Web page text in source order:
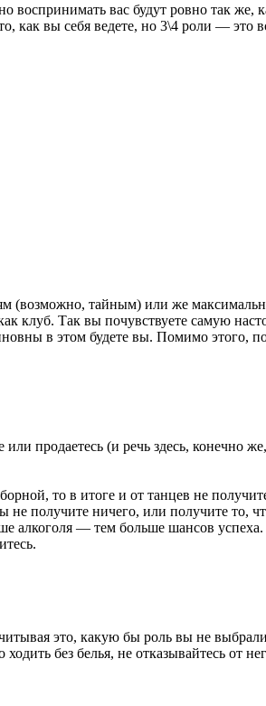
вас будут ровно так
как вы себя ведете, но 3\4 роли —
(возможно, тайным) или же
клуб. Так вы почувствуете самую
в этом будете вы. Помимо этого,
продаетесь (и речь здесь, конечно
то в итоге и от танцев не
не получите ничего, или получите то,
алкоголя — тем больше шансов
это, какую бы роль вы не
без белья, не отказывайтесь от